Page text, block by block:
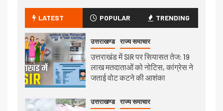
LATEST POPULAR TRENDING
उत्तराखण्ड राज्य समाचार
उत्तराखंड में SIR पर सियासत तेज: 19
लाख मतदाताओं को नोटिस, कांग्रेस ने
जताई वोट कटने की आशंका
उत्तराखण्ड राज्य समाचार